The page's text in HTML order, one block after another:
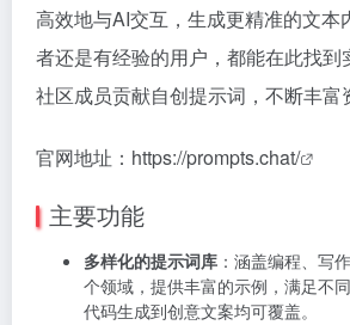
高效地与AI交互，生成更精准的文本
者还是有经验的用户，都能在此找到
社区成员贡献自创提示词，不断丰富
官网地址： https://prompts.chat/
主要功能
多样化的提示词库 ：涵盖编程、写
个领域，提供丰富的示例，满足不
代码生成到创意文案均可覆盖。